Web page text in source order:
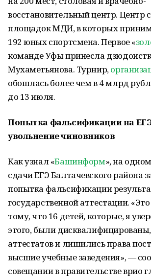
восстановительный центр. Центр
площадок МДИ, в которых
192 юных спортсмена. Первое «
команде Уфы принесла
Мухаметьянова. Турнир,
обошлась более чем в 4 млрд
до 13 июля.
Попытка фальсификации на
увольнение чиновников
Как узнал «Башинформ», на
сдачи ЕГЭ Балтачевского района
попытка фальсификации
государственной аттестации.
тому, что 16 детей, которые, я
этого, были дисквалифицированы,
аттестатов и лишились права
высшие учебные заведения», —
совещании в правительстве врио